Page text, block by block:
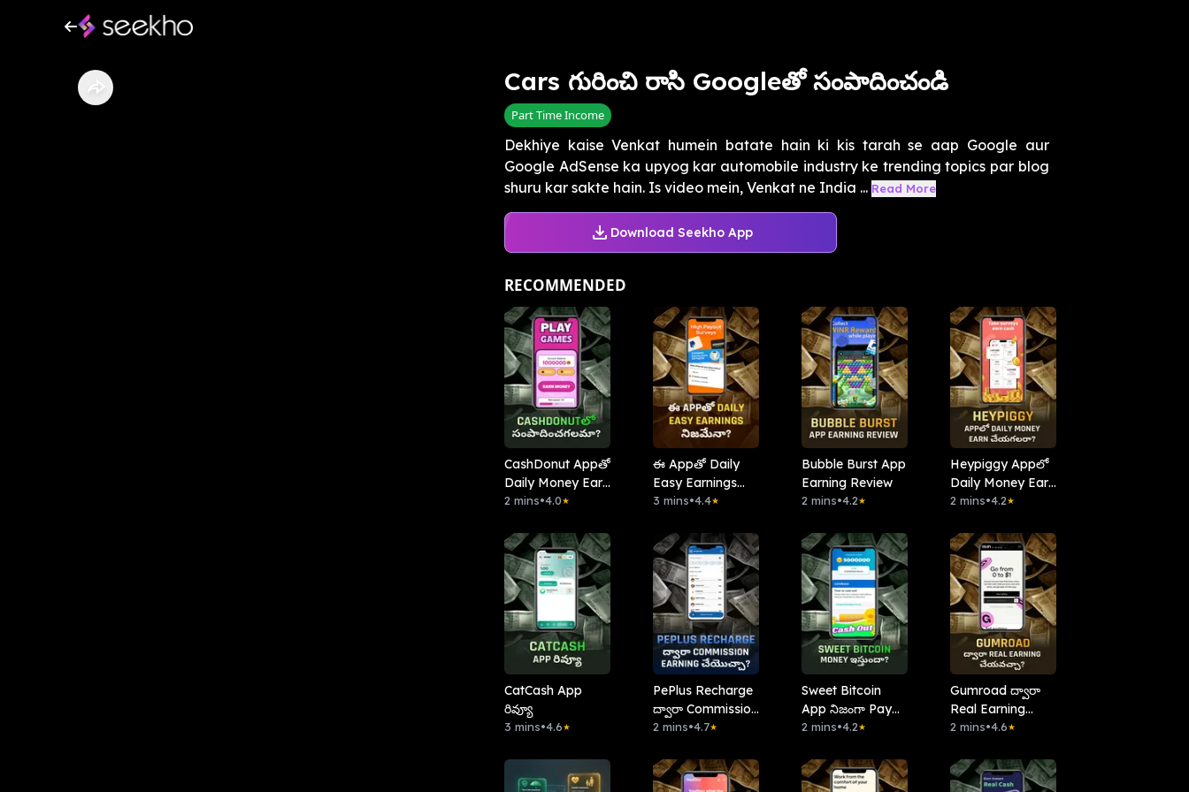
Cars గురించి రాసి Googleతో సంపాదించండి
Part Time Income
Dekhiye kaise Venkat humein batate hain ki kis tarah se aap Google aur
Google AdSense ka upyog kar automobile industry ke trending topics par blog
shuru kar sakte hain. Is video mein, Venkat ne India ... Read More
Download Seekho App
RECOMMENDED
CashDonut Appతో
Daily Money Earn
చేయవచ్చా?
2 mins•4.0★
ఈ Appతో Daily
Easy Earnings
నిజమేనా?
3 mins•4.4★
Bubble Burst App
Earning Review
2 mins•4.2★
Heypiggy Appలో
Daily Money Earn
చేయగలరా?
2 mins•4.2★
CatCash App
రివ్యూ
3 mins•4.6★
PePlus Recharge
ద్వారా Commission
Earning చేయొచ్చా?
2 mins•4.7★
Sweet Bitcoin
App నిజంగా Pay
చేస్తుందా?
2 mins•4.2★
Gumroad ద్వారా
Real Earning
చేయవచ్చా?
2 mins•4.6★